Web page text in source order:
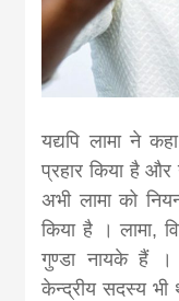
यद्यपि लामा ने
प्रहार किया है और
अभी लामा को
किया है । लामा,
गुण्डा नायके हैं ।
केन्द्रीय सदस्य